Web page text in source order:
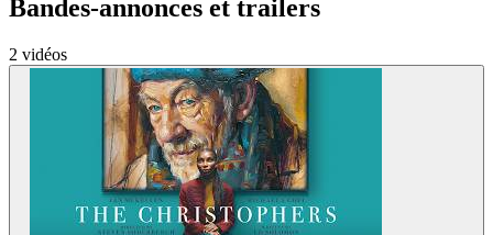
Bandes-annonces et trailers
2 vidéos